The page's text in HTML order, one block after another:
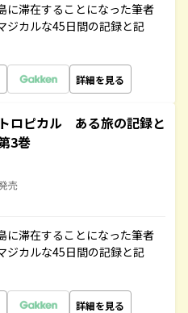
に滞在することになった筆者
ジカルな45日間の記録と記
詳細を見る
ロピカル ある旅の記録と
3巻
売
に滞在することになった筆者
ジカルな45日間の記録と記
詳細を見る